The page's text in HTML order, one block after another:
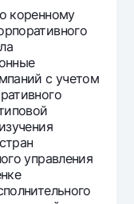
коренному
с учетом
управления